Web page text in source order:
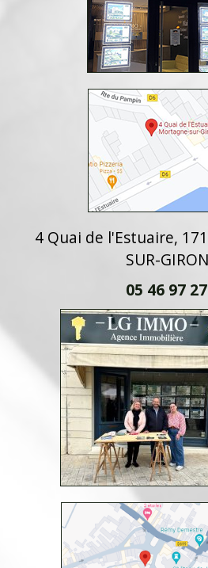
4 Quai de l'Estuaire,
SUR-
05 46 97